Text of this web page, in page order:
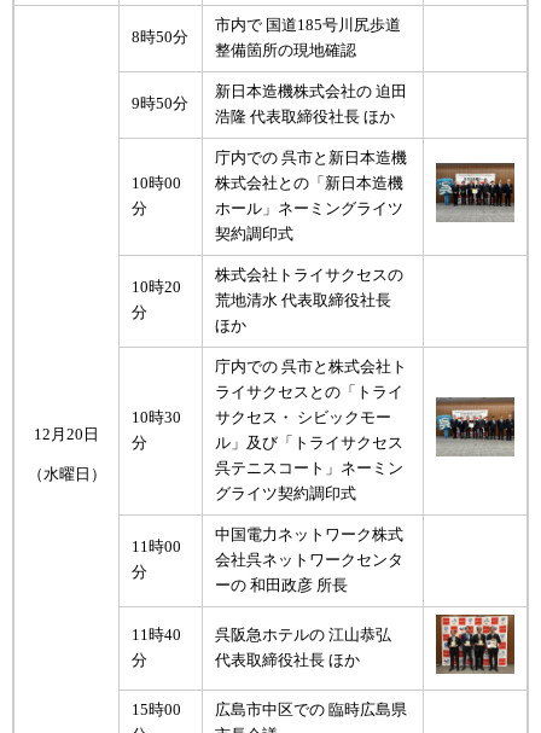
12月20日
（水曜日）
8時50分
市内で 国道185号川尻歩道
整備箇所の現地確認
9時50分
新日本造機株式会社の 迫田
浩隆 代表取締役社長 ほか
10時00
分
庁内での 呉市と新日本造機
株式会社との「新日本造機
ホール」ネーミングライツ
契約調印式
10時20
分
株式会社トライサクセスの
荒地清水 代表取締役社長
ほか
10時30
分
庁内での 呉市と株式会社ト
ライサクセスとの「トライ
サクセス・ シビックモー
ル」及び「トライサクセス
呉テニスコート」ネーミン
グライツ契約調印式
11時00
分
中国電力ネットワーク株式
会社呉ネットワークセンタ
ーの 和田政彦 所長
11時40
分
呉阪急ホテルの 江山恭弘
代表取締役社長 ほか
15時00
広島市中区での 臨時広島県